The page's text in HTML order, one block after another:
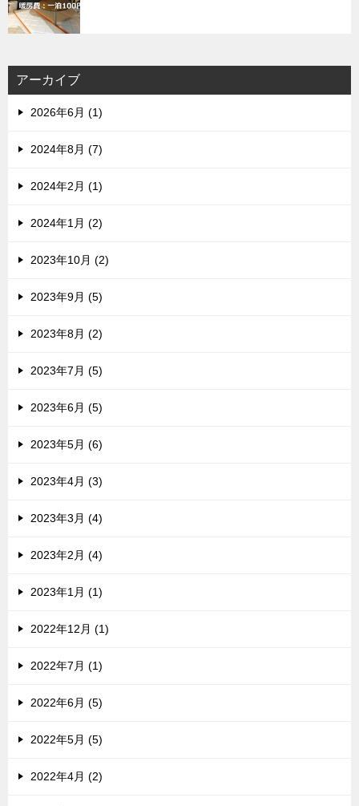
アーカイブ
2026年6月 (1)
2024年8月 (7)
2024年2月 (1)
2024年1月 (2)
2023年10月 (2)
2023年9月 (5)
2023年8月 (2)
2023年7月 (5)
2023年6月 (5)
2023年5月 (6)
2023年4月 (3)
2023年3月 (4)
2023年2月 (4)
2023年1月 (1)
2022年12月 (1)
2022年7月 (1)
2022年6月 (5)
2022年5月 (5)
2022年4月 (2)